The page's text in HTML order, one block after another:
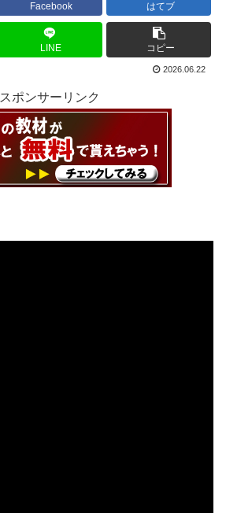
Facebook はてブ
LINE コピー
2026.06.22
スポンサーリンク